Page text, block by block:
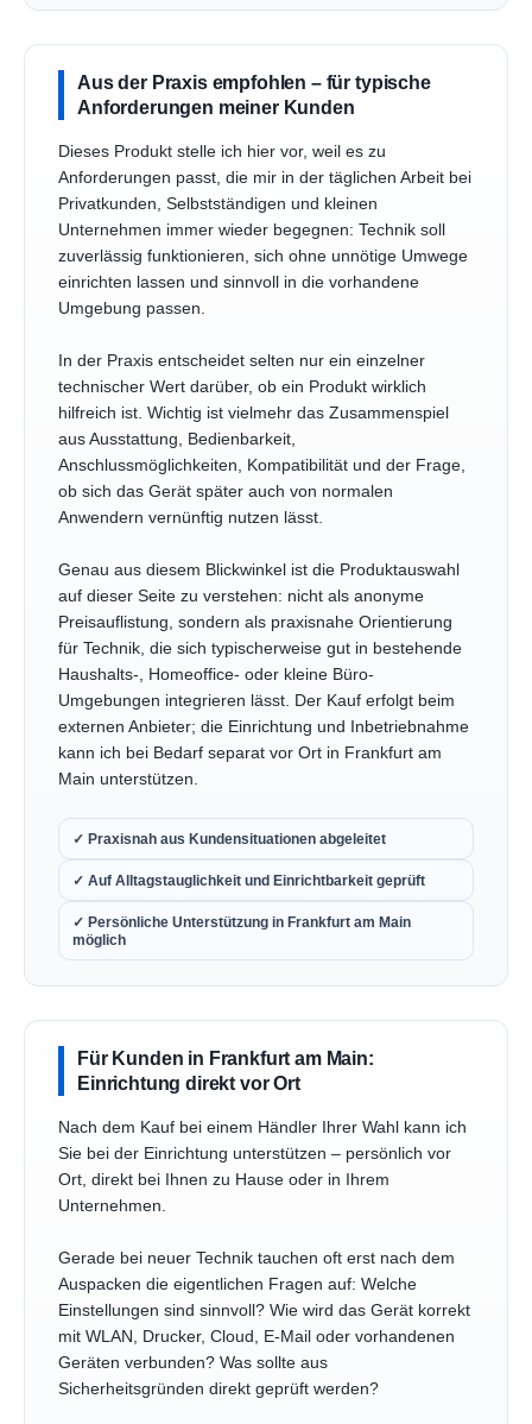
Aus der Praxis empfohlen – für typische
Anforderungen meiner Kunden
Dieses Produkt stelle ich hier vor, weil es zu
Anforderungen passt, die mir in der täglichen Arbeit bei
Privatkunden, Selbstständigen und kleinen
Unternehmen immer wieder begegnen: Technik soll
zuverlässig funktionieren, sich ohne unnötige Umwege
einrichten lassen und sinnvoll in die vorhandene
Umgebung passen.
In der Praxis entscheidet selten nur ein einzelner
technischer Wert darüber, ob ein Produkt wirklich
hilfreich ist. Wichtig ist vielmehr das Zusammenspiel
aus Ausstattung, Bedienbarkeit,
Anschlussmöglichkeiten, Kompatibilität und der Frage,
ob sich das Gerät später auch von normalen
Anwendern vernünftig nutzen lässt.
Genau aus diesem Blickwinkel ist die Produktauswahl
auf dieser Seite zu verstehen: nicht als anonyme
Preisauflistung, sondern als praxisnahe Orientierung
für Technik, die sich typischerweise gut in bestehende
Haushalts-, Homeoffice- oder kleine Büro-
Umgebungen integrieren lässt. Der Kauf erfolgt beim
externen Anbieter; die Einrichtung und Inbetriebnahme
kann ich bei Bedarf separat vor Ort in Frankfurt am
Main unterstützen.
✓ Praxisnah aus Kundensituationen abgeleitet
✓ Auf Alltagstauglichkeit und Einrichtbarkeit geprüft
✓ Persönliche Unterstützung in Frankfurt am Main
möglich
Für Kunden in Frankfurt am Main:
Einrichtung direkt vor Ort
Nach dem Kauf bei einem Händler Ihrer Wahl kann ich
Sie bei der Einrichtung unterstützen – persönlich vor
Ort, direkt bei Ihnen zu Hause oder in Ihrem
Unternehmen.
Gerade bei neuer Technik tauchen oft erst nach dem
Auspacken die eigentlichen Fragen auf: Welche
Einstellungen sind sinnvoll? Wie wird das Gerät korrekt
mit WLAN, Drucker, Cloud, E-Mail oder vorhandenen
Geräten verbunden? Was sollte aus
Sicherheitsgründen direkt geprüft werden?